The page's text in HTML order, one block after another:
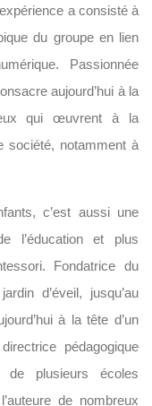
a consisté à
du groupe en lien
Passionnée
aujourd’hui à la
qui œuvrent à la
société, notamment à
c’est aussi une
l’éducation et plus
Fondatrice du
d’éveil, jusqu’au
à la tête d’un
pédagogique
de plusieurs écoles
de nombreux